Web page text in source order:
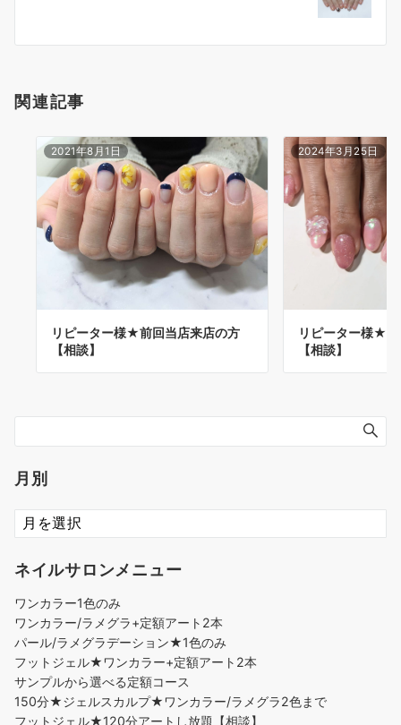
関連記事
2021年8月1日
リピーター様★前回当店来店の方
【相談】
2024年3月25日
リピーター様★
【相談】
月別
ネイルサロンメニュー
ワンカラー1色のみ
ワンカラー/ラメグラ+定額アート2本
パール/ラメグラデーション★1色のみ
フットジェル★ワンカラー+定額アート2本
サンプルから選べる定額コース
150分★ジェルスカルプ★ワンカラー/ラメグラ2色まで
フットジェル★120分アートし放題【相談】